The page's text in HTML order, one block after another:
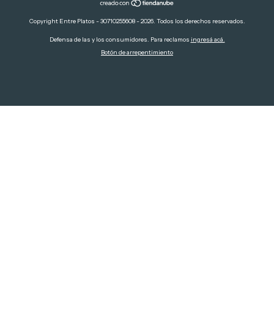
Copyright Entre Platos - 30710255608 - 2026. Todos los derechos reservados.
Defensa de las y los consumidores. Para reclamos ingresá acá.
Botón de arrepentimiento